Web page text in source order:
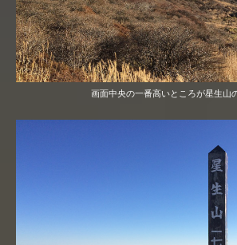
画面中央の一番高いところが星生山